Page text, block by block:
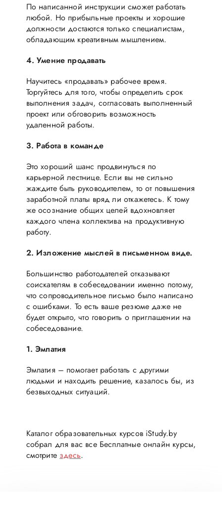
По написанной инструкции сможет работать
любой. Но прибыльные проекты и хорошие
должности достаются только специалистам,
обладающим креативным мышлением.
4. Умение продавать
Научитесь «продавать» рабочее время.
Торгуйтесь для того, чтобы определить срок
выполнения задач, согласовать выполненный
проект или обговорить возможность
удаленной работы.
3. Работа в команде
Это хороший шанс продвинуться по
карьерной лестнице. Если вы не сильно
жаждите быть руководителем, то от повышения
заработной платы вряд ли откажетесь. К тому
же осознание общих целей вдохновляет
каждого члена коллектива на продуктивную
работу.
2. Изложение мыслей в письменном виде.
Большинство работодателей отказывают
соискателям в собеседовании именно потому,
что сопроводительное письмо было написано
с ошибками. То есть ваше резюме даже не
будет открыто, что говорить о приглашении на
собеседование.
1. Эмпатия
Эмпатия – помогает работать с другими
людьми и находить решение, казалось бы, из
безвыходных ситуаций.
Каталог образовательных курсов iStudy.by
собрал для вас все Бесплатные онлайн курсы,
смотрите здесь.